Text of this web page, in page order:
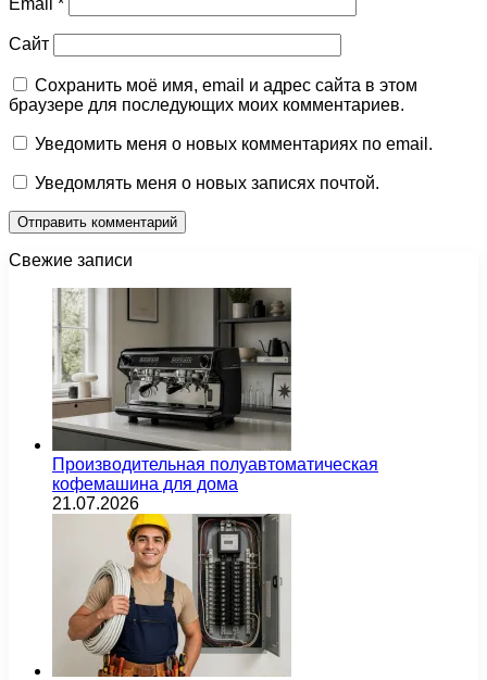
Email *
Сайт
Сохранить моё имя, email и адрес сайта в этом
браузере для последующих моих комментариев.
Уведомить меня о новых комментариях по email.
Уведомлять меня о новых записях почтой.
Свежие записи
Производительная полуавтоматическая
кофемашина для дома
21.07.2026